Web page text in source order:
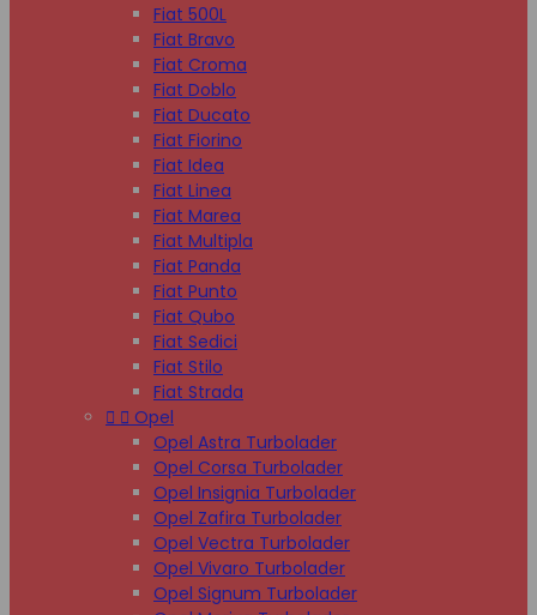
Fiat 500L
Fiat Bravo
Fiat Croma
Fiat Doblo
Fiat Ducato
Fiat Fiorino
Fiat Idea
Fiat Linea
Fiat Marea
Fiat Multipla
Fiat Panda
Fiat Punto
Fiat Qubo
Fiat Sedici
Fiat Stilo
Fiat Strada
  Opel
Opel Astra Turbolader
Opel Corsa Turbolader
Opel Insignia Turbolader
Opel Zafira Turbolader
Opel Vectra Turbolader
Opel Vivaro Turbolader
Opel Signum Turbolader